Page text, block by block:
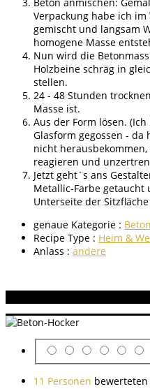
Verpackung habe ich
gemischt und langsam
homogene Masse
Nun wird die
Holzbeine schräg in
stellen.
24 - 48 Stunden
Masse ist.
Aus der Form lösen.
Glasform gegossen - da
nicht
reagieren und
Jetzt geht´s ans
Metallic-Farbe getaucht
Unterseite der
genaue Kategorie :
Recipe Type : Heim &
Anlass : andere
11 Personen